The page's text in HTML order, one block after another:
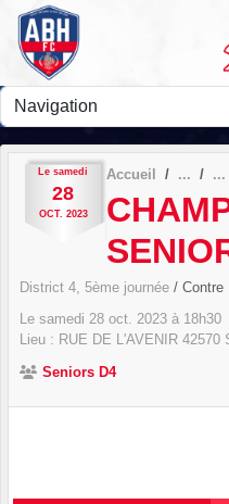
Le samedi
28
OCT. 2023
Accueil
District 4, 5ème journée / Contre
Le samedi 28 oct. 2023 à 18h30
Lieu : RUE DE L'AVENIR 42570
Seniors D4
Panneau de gestion des